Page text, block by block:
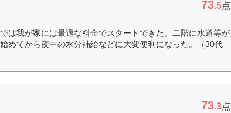
73.5点
は我が家には最適な料金でスタートできた。二階に水道等が
めてから夜中の水分補給などに大変便利になった。（30代
73.3点